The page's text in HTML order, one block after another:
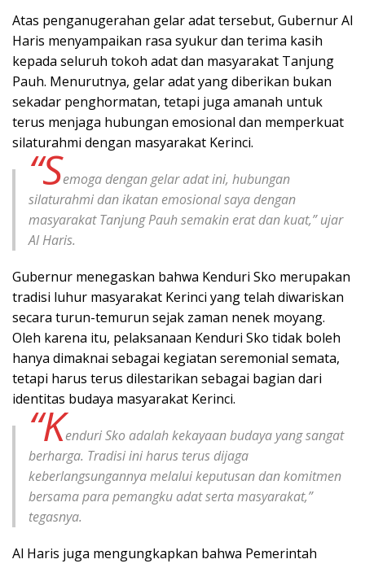
Atas penganugerahan gelar adat tersebut, Gubernur Al
Haris menyampaikan rasa syukur dan terima kasih
kepada seluruh tokoh adat dan masyarakat Tanjung
Pauh. Menurutnya, gelar adat yang diberikan bukan
sekadar penghormatan, tetapi juga amanah untuk
terus menjaga hubungan emosional dan memperkuat
silaturahmi dengan masyarakat Kerinci.
“Semoga dengan gelar adat ini, hubungan
silaturahmi dan ikatan emosional saya dengan
masyarakat Tanjung Pauh semakin erat dan kuat,” ujar
Al Haris.
Gubernur menegaskan bahwa Kenduri Sko merupakan
tradisi luhur masyarakat Kerinci yang telah diwariskan
secara turun-temurun sejak zaman nenek moyang.
Oleh karena itu, pelaksanaan Kenduri Sko tidak boleh
hanya dimaknai sebagai kegiatan seremonial semata,
tetapi harus terus dilestarikan sebagai bagian dari
identitas budaya masyarakat Kerinci.
“Kenduri Sko adalah kekayaan budaya yang sangat
berharga. Tradisi ini harus terus dijaga
keberlangsungannya melalui keputusan dan komitmen
bersama para pemangku adat serta masyarakat,”
tegasnya.
Al Haris juga mengungkapkan bahwa Pemerintah